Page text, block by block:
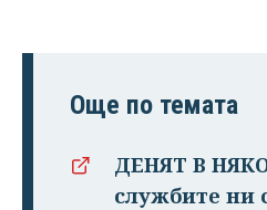
Още по темата
ДЕНЯТ В
службите ни